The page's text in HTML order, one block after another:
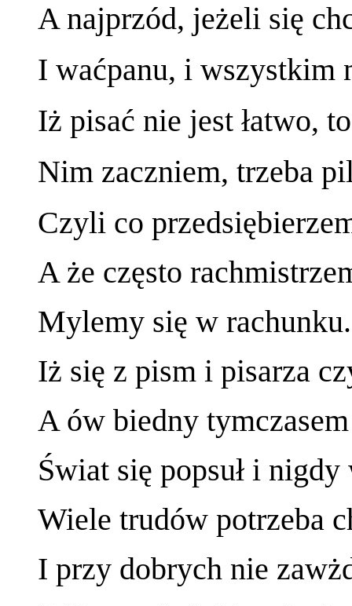
A najprzód, jeżeli się
I waćpanu, i wszystkim
Iż pisać nie jest łatwo,
Nim zaczniem, trzeba
Czyli co
A że często
Mylemy się w
Iż się z pism i pisarza
A ów biedny
Świat się popsuł i
Wiele trudów potrzeba
I przy dobrych nie